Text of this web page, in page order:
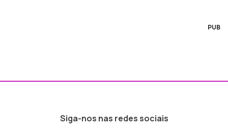
PUB
Siga-nos nas redes sociais